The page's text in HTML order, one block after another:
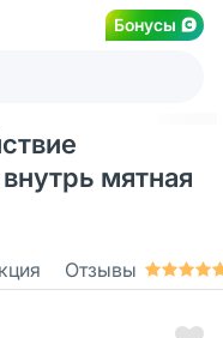
Бонусы
мятная
Отзывы